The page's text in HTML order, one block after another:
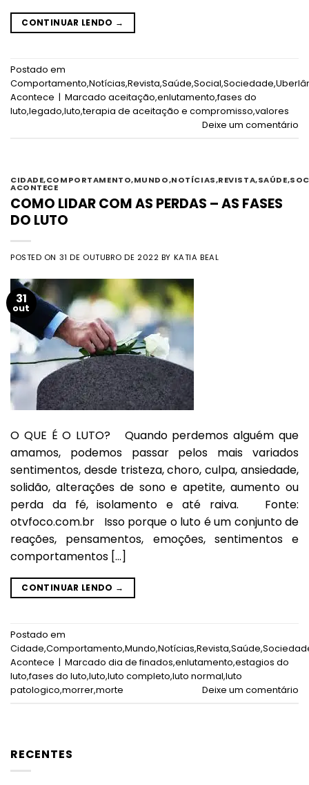
RECENTES
CONTINUAR LENDO →
Postado em
Comportamento,Notícias,Revista,Saúde,Social,Sociedade,
Acontece | Marcado aceitação,enlutamento,fases do
luto,legado,luto,terapia de aceitação e compromisso,valores
Deixe um comentário
CIDADE,COMPORTAMENTO,MUNDO,NOTÍCIAS,REVISTA,SAÚDE,
ACONTECE
COMO LIDAR COM AS PERDAS – AS FASES
DO LUTO
POSTED ON 31 DE OUTUBRO DE 2022 BY KATIA BEAL
31
out
O QUE É O LUTO? Quando perdemos alguém que
amamos, podemos passar pelos mais variados
sentimentos, desde tristeza, choro, culpa, ansiedade,
solidão, alterações de sono e apetite, aumento ou
perda da fé, isolamento e até raiva. Fonte:
otvfoco.com.br Isso porque o luto é um conjunto de
reações, pensamentos, emoções, sentimentos e
comportamentos […]
CONTINUAR LENDO →
Postado em
Cidade,Comportamento,Mundo,Notícias,Revista,Saúde,
Acontece | Marcado dia de finados,enlutamento,estagios do
luto,fases do luto,luto,luto completo,luto normal,luto
patologico,morrer,morte Deixe um comentário